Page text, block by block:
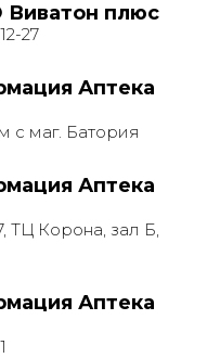
Виватон плюс
27
Аптека
с маг. Батория
Аптека
ТЦ Корона, зал Б,
Аптека